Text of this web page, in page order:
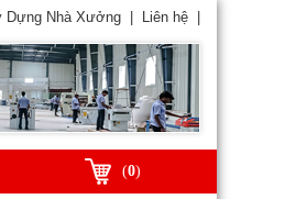
Dựng Nhà Xưởng Liên hệ
(0)